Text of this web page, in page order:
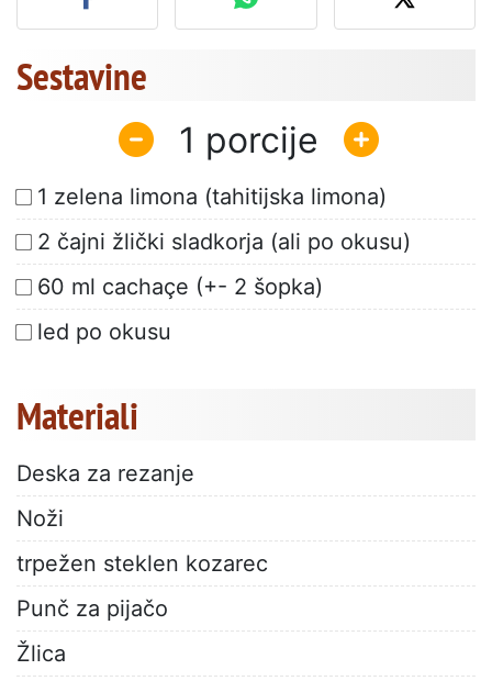
Sestavine
1
1 zelena limona (tahitijska limona)
2 čajni žlički sladkorja (ali po okusu)
60 ml cachaçe (+- 2 šopka)
led po okusu
Materiali
Deska za rezanje
Noži
trpežen steklen kozarec
Punč za pijačo
Žlica